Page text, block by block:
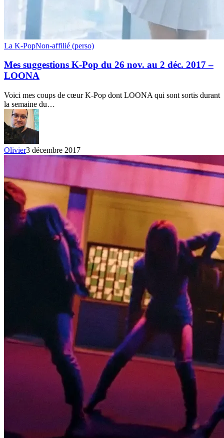
Mes
K-
Pop
du
nov.
au
déc.
2017
–
LOONA
La K-PopNon-affilié (perso)
Mes suggestions K-Pop du 26 nov. au 2 déc. 2017 –
LOONA
Voici mes coups de cœur K-Pop dont LOONA qui sont sortis durant
la semaine du…
Olivier3 décembre 2017